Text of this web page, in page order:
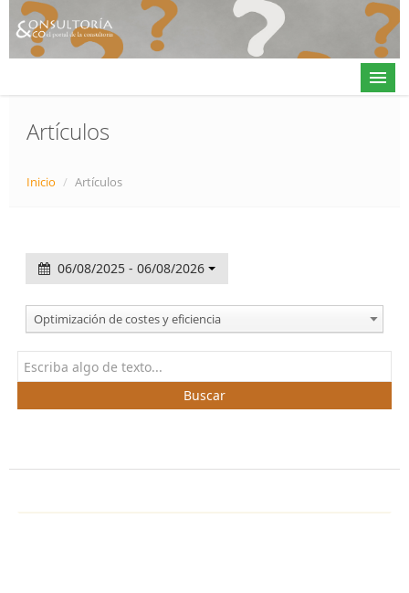
Contacto
𝕏
Artículos
Inicio / Artículos
06/08/2025 - 06/08/2026
Optimización de costes y eficiencia
Buscar